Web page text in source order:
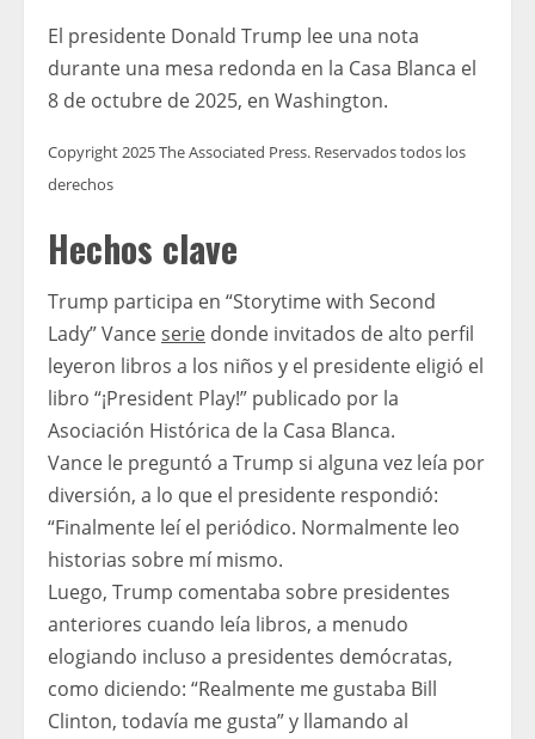
El presidente Donald Trump lee una nota
durante una mesa redonda en la Casa Blanca el
8 de octubre de 2025, en Washington.
Copyright 2025 The Associated Press. Reservados todos los
derechos
Hechos clave
Trump participa en “Storytime with Second
Lady” Vanceserie donde invitados de alto perfil
leyeron libros a los niños y el presidente eligió el
libro “¡President Play!” publicado por la
Asociación Histórica de la Casa Blanca.
Vance le preguntó a Trump si alguna vez leía por
diversión, a lo que el presidente respondió:
“Finalmente leí el periódico. Normalmente leo
historias sobre mí mismo.
Luego, Trump comentaba sobre presidentes
anteriores cuando leía libros, a menudo
elogiando incluso a presidentes demócratas,
como diciendo: “Realmente me gustaba Bill
Clinton, todavía me gusta” y llamando al